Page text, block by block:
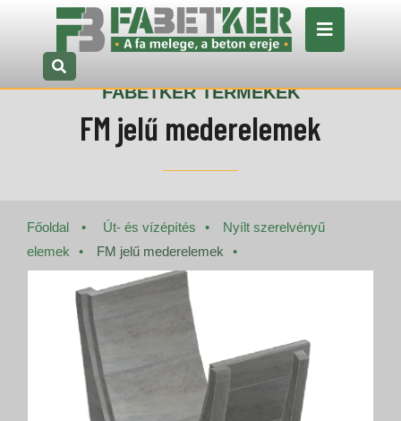
FABETKER TERMÉKEK
FM jelű mederelemek
Főoldal Út- és vízépítés
Nyílt szerelvényű
elemek
FM jelű mederelemek